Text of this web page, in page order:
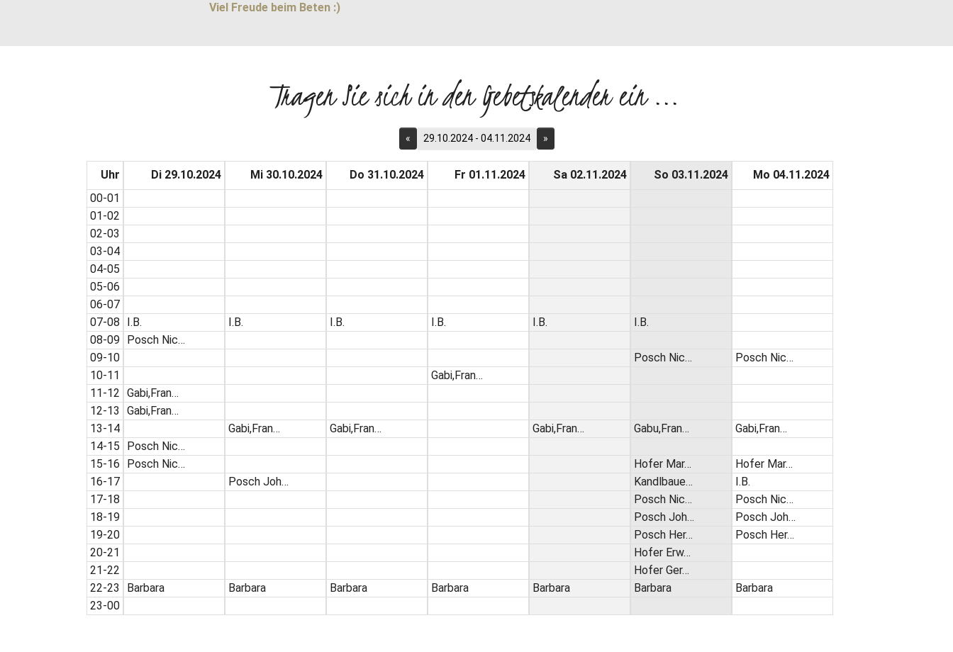
Viel Freude beim Beten :)
Tragen Sie sich in den Gebetskalender ein ...
« 29.10.2024 - 04.11.2024 »
Uhr
00-01
01-02
02-03
03-04
04-05
05-06
06-07
07-08
08-09
09-10
10-11
11-12
12-13
13-14
14-15
15-16
16-17
17-18
18-19
19-20
20-21
21-22
22-23
23-00
Di 29.10.2024
I.B.
Posch Nic…
Gabi,Fran…
Gabi,Fran…
Posch Nic…
Posch Nic…
Barbara
Mi 30.10.2024
I.B.
Gabi,Fran…
Posch Joh…
Barbara
Do 31.10.2024
I.B.
Gabi,Fran…
Barbara
Fr 01.11.2024
I.B.
Gabi,Fran…
Barbara
Sa 02.11.2024
I.B.
Gabi,Fran…
Barbara
So 03.11.2024
I.B.
Posch Nic…
Gabu,Fran…
Hofer Mar…
Kandlbaue…
Posch Nic…
Posch Joh…
Posch Her…
Hofer Erw…
Hofer Ger…
Barbara
Mo 04.11.2024
Posch Nic…
Gabi,Fran…
Hofer Mar…
I.B.
Posch Nic…
Posch Joh…
Posch Her…
Barbara